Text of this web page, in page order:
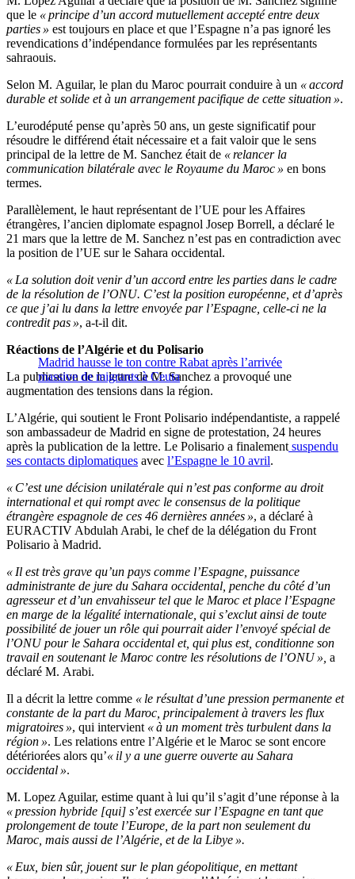
que le « principe d’un accord mutuellement accepté entre deux
parties » est toujours en place et que l’Espagne n’a pas ignoré les
revendications d’indépendance formulées par les représentants
sahraouis.
Selon M. Aguilar, le plan du Maroc pourrait conduire à un « accord
durable et solide et à un arrangement pacifique de cette situation ».
L’eurodéputé pense qu’après 50 ans, un geste significatif pour
résoudre le différend était nécessaire et a fait valoir que le sens
principal de la lettre de M. Sanchez était de « relancer la
communication bilatérale avec le Royaume du Maroc » en bons
termes.
Parallèlement, le haut représentant de l’UE pour les Affaires
étrangères, l’ancien diplomate espagnol Josep Borrell, a déclaré le
21 mars que la lettre de M. Sanchez n’est pas en contradiction avec
la position de l’UE sur le Sahara occidental.
« La solution doit venir d’un accord entre les parties dans le cadre
de la résolution de l’ONU. C’est la position européenne, et d’après
ce que j’ai lu dans la lettre envoyée par l’Espagne, celle-ci ne la
contredit pas », a-t-il dit.
Madrid hausse le ton contre Rabat après l’arrivée
massive de migrants à Ceuta
Réactions de l’Algérie et du Polisario
La publication de la lettre de M. Sanchez a provoqué une
augmentation des tensions dans la région.
L’Algérie, qui soutient le Front Polisario indépendantiste, a rappelé
son ambassadeur de Madrid en signe de protestation, 24 heures
après la publication de la lettre. Le Polisario a finalement suspendu
ses contacts diplomatiques avec l’Espagne le 10 avril.
« C’est une décision unilatérale qui n’est pas conforme au droit
international et qui rompt avec le consensus de la politique
étrangère espagnole de ces 46 dernières années », a déclaré à
EURACTIV Abdulah Arabi, le chef de la délégation du Front
Polisario à Madrid.
« Il est très grave qu’un pays comme l’Espagne, puissance
administrante de jure du Sahara occidental, penche du côté d’un
agresseur et d’un envahisseur tel que le Maroc et place l’Espagne
en marge de la légalité internationale, qui s’exclut ainsi de toute
possibilité de jouer un rôle qui pourrait aider l’envoyé spécial de
l’ONU pour le Sahara occidental et, qui plus est, conditionne son
travail en soutenant le Maroc contre les résolutions de l’ONU », a
déclaré M. Arabi.
Il a décrit la lettre comme « le résultat d’une pression permanente et
constante de la part du Maroc, principalement à travers les flux
migratoires », qui intervient « à un moment très turbulent dans la
région ». Les relations entre l’Algérie et le Maroc se sont encore
détériorées alors qu’« il y a une guerre ouverte au Sahara
occidental ».
M. Lopez Aguilar, estime quant à lui qu’il s’agit d’une réponse à la
« pression hybride [qui] s’est exercée sur l’Espagne en tant que
prolongement de toute l’Europe, de la part non seulement du
Maroc, mais aussi de l’Algérie, et de la Libye ».
« Eux, bien sûr, jouent sur le plan géopolitique, en mettant